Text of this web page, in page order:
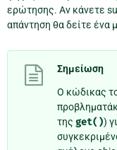
ερώτησης. Αν κάνετε
απάντηση θα δείτε ένα
Σημείωση
Ο κώδικας
της get())